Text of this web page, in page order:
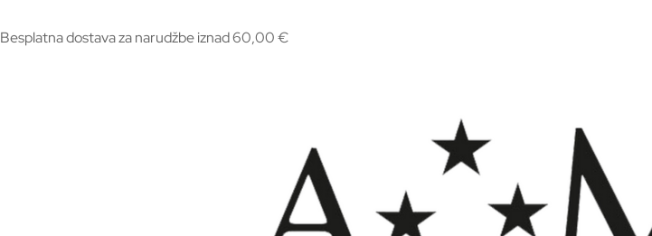
Besplatna dostava za narudžbe iznad 60,00 €